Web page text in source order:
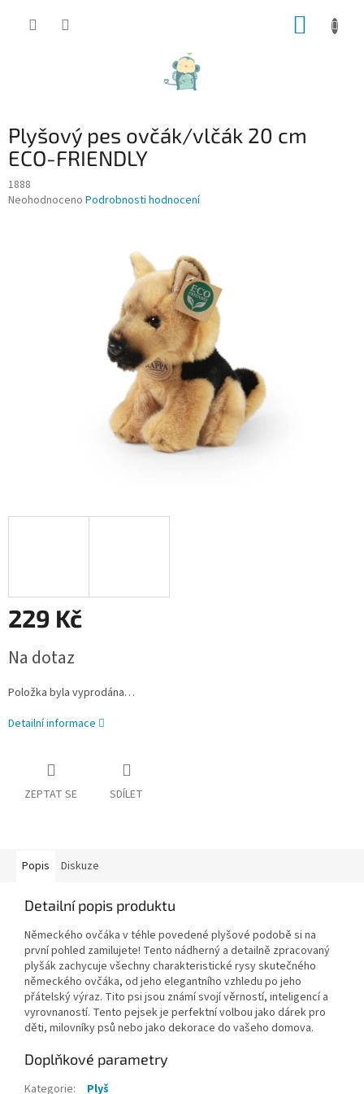
Plyšový pes ovčák/vlčák 20 cm
ECO-FRIENDLY
1888
Průměrné
Neohodnoceno Podrobnosti hodnocení
229 Kč
cena:
Na dotaz
Položka byla vyprodána…
Detailní informace
ZEPTAT SE SDÍLET
Popis Diskuze
Detailní popis produktu
Německého ovčáka v téhle povedené plyšové podobě si na
první pohled zamilujete! Tento nádherný a detailně zpracovaný
plyšák zachycuje všechny charakteristické rysy skutečného
německého ovčáka, od jeho elegantního vzhledu po jeho
přátelský výraz. Tito psi jsou známí svojí věrností, inteligencí a
vyrovnaností. Tento pejsek je perfektní volbou jako dárek pro
děti, milovníky psů nebo jako dekorace do vašeho domova.
Doplňkové parametry
Kategorie: Plyš